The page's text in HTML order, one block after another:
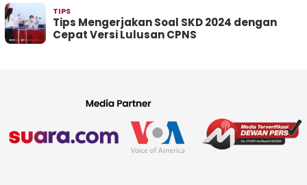
TIPS
Tips Mengerjakan Soal SKD 2024 dengan
Cepat Versi Lulusan CPNS